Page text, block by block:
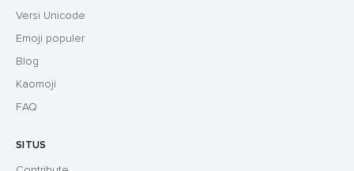
Versi Unicode
Emoji populer
Blog
Kaomoji
FAQ
SITUS